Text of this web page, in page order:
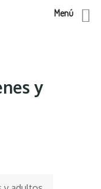
y
Menú